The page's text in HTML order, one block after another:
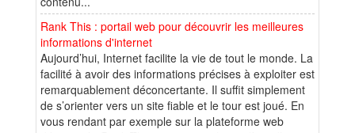
Rank This : portail web pour découvrir les meilleures
informations d'internet
Aujourd’hui, Internet facilite la vie de tout le monde. La
facilité à avoir des informations précises à exploiter est
remarquablement déconcertante. Il suffit simplement
de s’orienter vers un site fiable et le tour est joué. En
vous rendant par exemple sur la plateforme web